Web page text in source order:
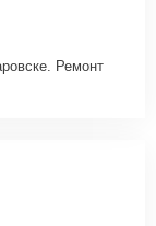
Ремонт